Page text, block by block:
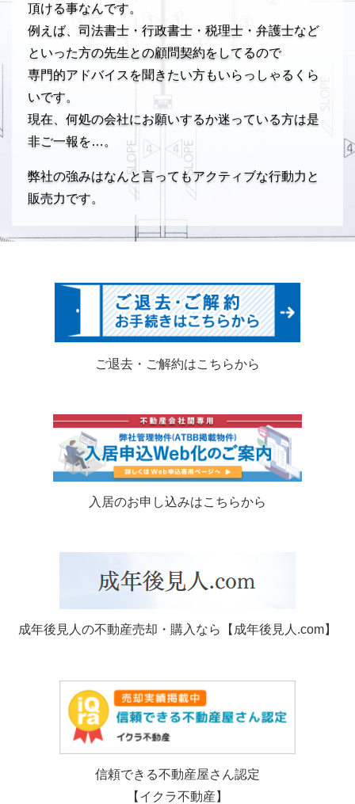
頂ける事なんです。
例えば、司法書士・行政書士・税理士・弁護士など
といった方の先生との顧問契約をしてるので
専門的アドバイスを聞きたい方もいらっしゃるくら
いです。
現在、何処の会社にお願いするか迷っている方は是
非ご一報を…。
弊社の強みはなんと言ってもアクティブな行動力と
販売力です。
ご退去・ご解約はこちらから
入居のお申し込みはこちらから
成年後見人の不動産売却・購入なら【成年後見人.com】
信頼できる不動産屋さん認定
【イクラ不動産】